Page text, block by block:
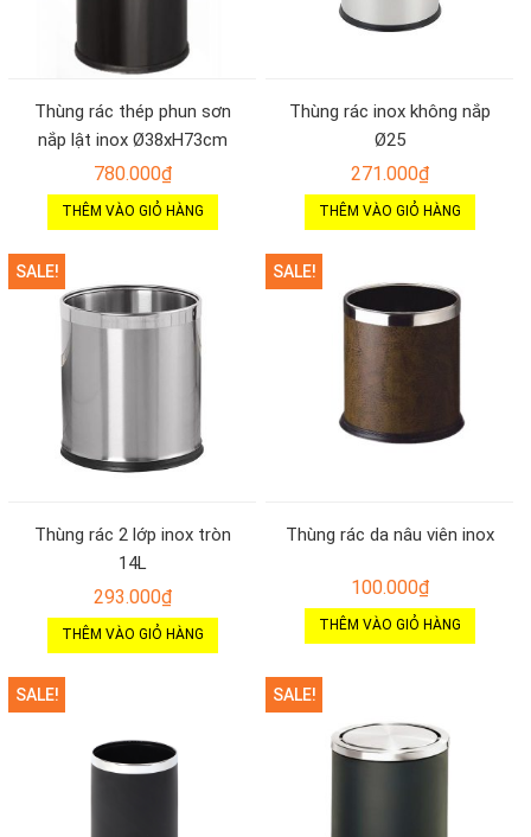
Thùng rác thép phun sơn
nắp lật inox Ø38xH73cm
780.000₫
THÊM VÀO GIỎ HÀNG
Thùng rác inox không nắp
Ø25
271.000₫
THÊM VÀO GIỎ HÀNG
SALE!
Thùng rác 2 lớp inox tròn
14L
293.000₫
THÊM VÀO GIỎ HÀNG
SALE!
Thùng rác da nâu viên inox
100.000₫
THÊM VÀO GIỎ HÀNG
SALE! SALE!